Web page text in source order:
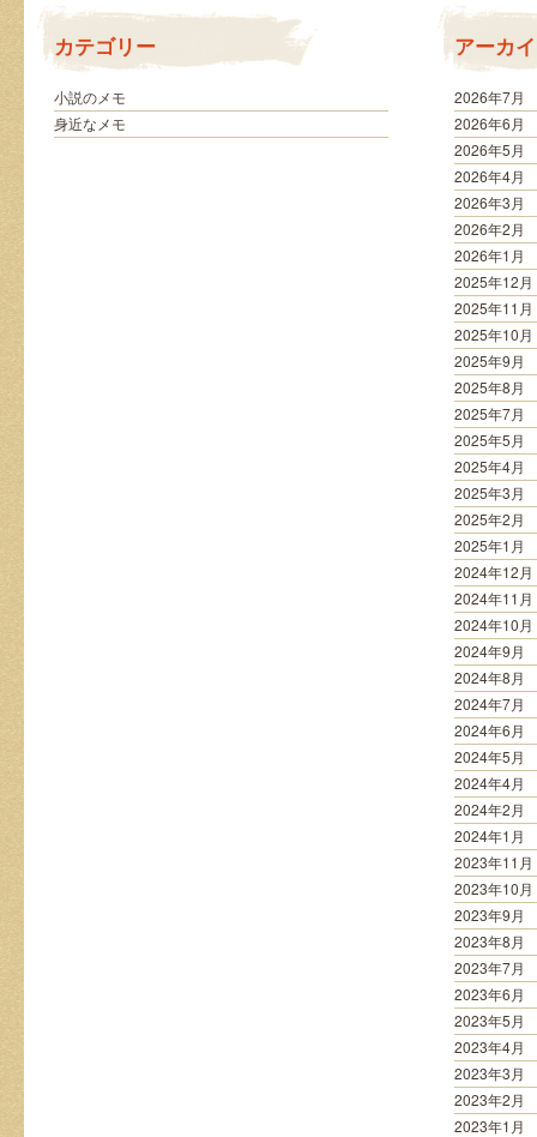
カテゴリー
小説のメモ
身近なメモ
アーカ
2026年7月
2026年6月
2026年5月
2026年4月
2026年3月
2026年2月
2026年1月
2025年12月
2025年11月
2025年10月
2025年9月
2025年8月
2025年7月
2025年5月
2025年4月
2025年3月
2025年2月
2025年1月
2024年12月
2024年11月
2024年10月
2024年9月
2024年8月
2024年7月
2024年6月
2024年5月
2024年4月
2024年2月
2024年1月
2023年11月
2023年10月
2023年9月
2023年8月
2023年7月
2023年6月
2023年5月
2023年4月
2023年3月
2023年2月
2023年1月